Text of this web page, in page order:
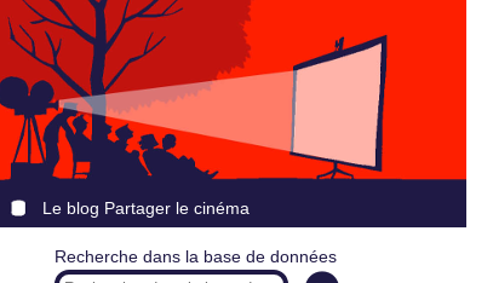
Le blog Partager le cinéma
Recherche dans la base de données